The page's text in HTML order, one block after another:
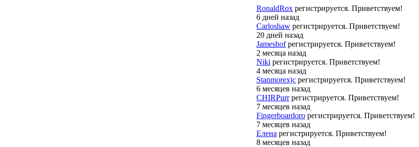
RonaldRox регистрируется. Приветствуем!
6 дней назад
Carloshaw регистрируется. Приветствуем!
20 дней назад
Jameshofрегистрируется. Приветствуем!
2 месяца назад
Niki регистрируется. Приветствуем!
4 месяца назад
Stanmorexjc регистрируется. Приветствуем!
6 месяцев назад
CHIRPurrрегистрируется. Приветствуем!
7 месяцев назад
Fingerboardoro регистрируется. Приветствуем!
7 месяцев назад
Елена регистрируется. Приветствуем!
8 месяцев назад